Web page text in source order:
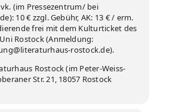
(im Pressezentrum/ bei
10 € zzgl. Gebühr, AK: 13 € / erm.
frei mit dem Kulturticket des
Rostock (Anmeldung:
rostock.de).
Rostock (im Peter-Weiss-
Str. 21, 18057 Rostock